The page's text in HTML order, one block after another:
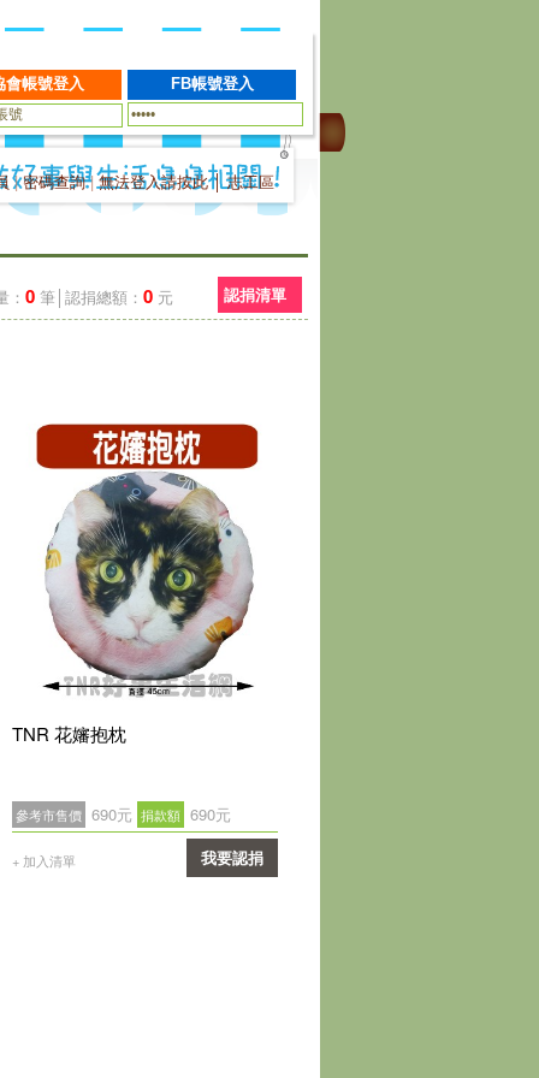
|密碼查詢|無法登入請按此│志工區
： 0 筆│認捐總額： 0 元 認捐清單
TNR 花嬸抱枕
參考市售價 690元 捐款額 690元
+ 加入清單 我要認捐